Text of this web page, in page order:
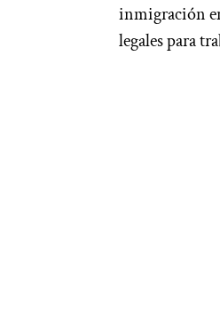
inmigración
legales para